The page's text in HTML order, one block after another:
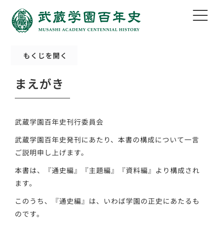
もくじを開く
まえがき
武蔵学園百年史刊行委員会
武蔵学園百年史発刊にあたり、本書の構成について一言
ご説明申し上げます。
本書は、『通史編』『主題編』『資料編』より構成され
ます。
このうち、『通史編』は、いわば学園の正史にあたるも
のです。